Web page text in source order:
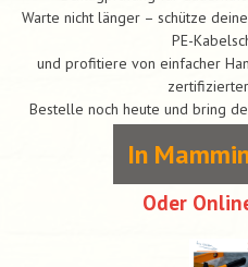
Warte nicht länger – schütze
PE-
und profitiere von einfacher
Bestelle noch heute und bring
In
Oder